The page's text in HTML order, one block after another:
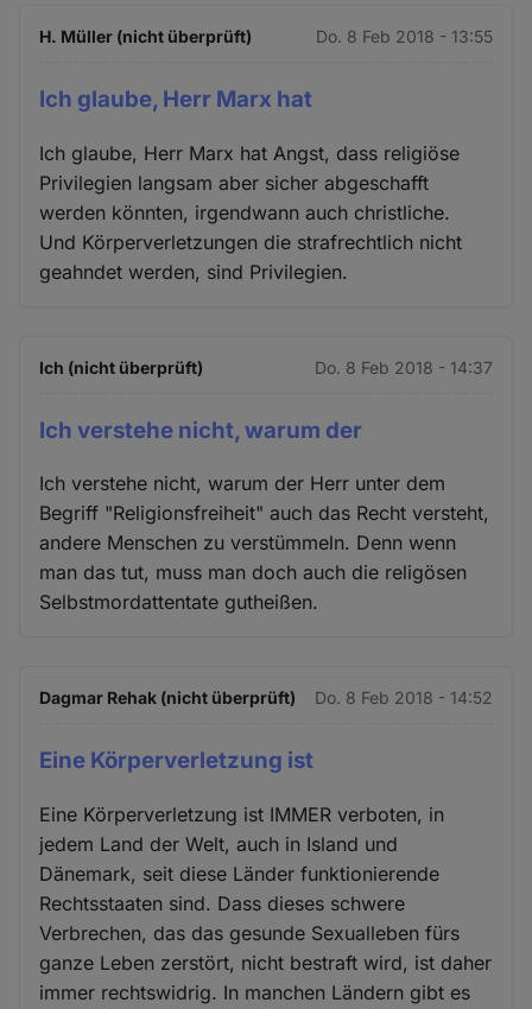
H. Müller (nicht überprüft) Do. 8 Feb 2018 - 13:55
Ich glaube, Herr Marx hat
Ich glaube, Herr Marx hat Angst, dass religiöse
Privilegien langsam aber sicher abgeschafft
werden könnten, irgendwann auch christliche.
Und Körperverletzungen die strafrechtlich nicht
geahndet werden, sind Privilegien.
Ich (nicht überprüft) Do. 8 Feb 2018 - 14:37
Ich verstehe nicht, warum der
Ich verstehe nicht, warum der Herr unter dem
Begriff "Religionsfreiheit" auch das Recht versteht,
andere Menschen zu verstümmeln. Denn wenn
man das tut, muss man doch auch die religösen
Selbstmordattentate gutheißen.
Dagmar Rehak (nicht überprüft) Do. 8 Feb 2018 - 14:52
Eine Körperverletzung ist
Eine Körperverletzung ist IMMER verboten, in
jedem Land der Welt, auch in Island und
Dänemark, seit diese Länder funktionierende
Rechtsstaaten sind. Dass dieses schwere
Verbrechen, das das gesunde Sexualleben fürs
ganze Leben zerstört, nicht bestraft wird, ist daher
immer rechtswidrig. In manchen Ländern gibt es